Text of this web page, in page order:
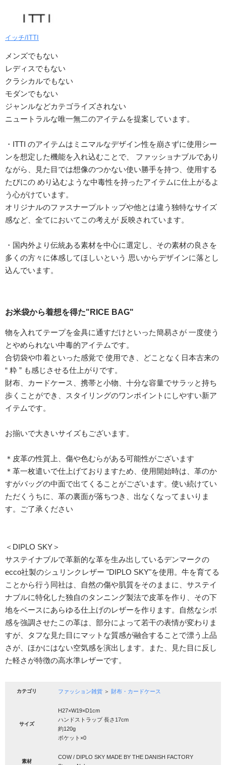
イッチ/ITTI
メンズでもない
レディスでもない
クラシカルでもない
モダンでもない
ジャンルなどカテゴライズされない
ニュートラルな唯一無二のアイテムを提案しています。
・ITTI のアイテムはミニマルなデザイン性を崩さずに使用シー
ンを想定した機能を入れ込むことで、 ファッショナブルであり
ながら、見た目では想像のつかない使い勝手を持つ、使用する
たびにの めり込むような中毒性を持ったアイテムに仕上がるよ
う心がけています。
オリジナルのファスナープルトップや他とは違う独特なサイズ
感など、全てにおいてこの考えが 反映されています。
・国内外より伝統ある素材を中心に選定し、その素材の良さを
多くの方々に体感してほしいという 思いからデザインに落とし
込んでいます。
お米袋から着想を得た"RICE BAG"
物を入れてテープを金具に通すだけといった簡易さが 一度使う
とやめられない中毒的アイテムです。
合切袋や巾着といった感覚で 使用でき、どことなく日本古来の
“ 粋 ” も感じさせる仕上がりです。
財布、カードケース、携帯と小物、十分な容量でサラッと持ち
歩くことができ、スタイリングのワンポイントにしやすい新ア
イテムです。
お揃いで大きいサイズもございます。
＊皮革の性質上、傷や色むらがある可能性がございます
＊革一枚遣いで仕上げておりますため、使用開始時は、革のか
すがバッグの中面で出てくることがございます。使い続けてい
ただくうちに、革の裏面が落ちつき、出なくなってまいりま
す。ご了承ください
＜DIPLO SKY＞
サステイナブルで革新的な革を生み出しているデンマークの
ecco社製のシュリンクレザー "DIPLO SKY"を使用。牛を育てる
ことから行う同社は、自然の傷や肌質をそのままに、サステイ
ナブルに特化した独自のタンニング製法で皮革を作り、その下
地をベースにあらゆる仕上げのレザーを作ります。自然なシボ
感を強調させたこの革は、部分によって若干の表情が変わりま
すが、タフな見た目にマットな質感が融合することで漂う上品
さが、ほかにはない空気感を演出します。また、見た目に反し
た軽さが特徴の高水準レザーです。
カテゴリ ファッション雑貨 ＞ 財布・カードケース
サイズ
H27×W19×D1cm
ハンドストラップ 長さ17cm
約120g
ポケット×0
素材
COW / DIPLO SKY MADE BY THE DANISH FACTORY